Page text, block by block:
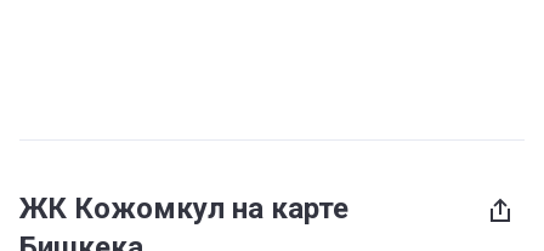
ЖК Кожомкул на карте